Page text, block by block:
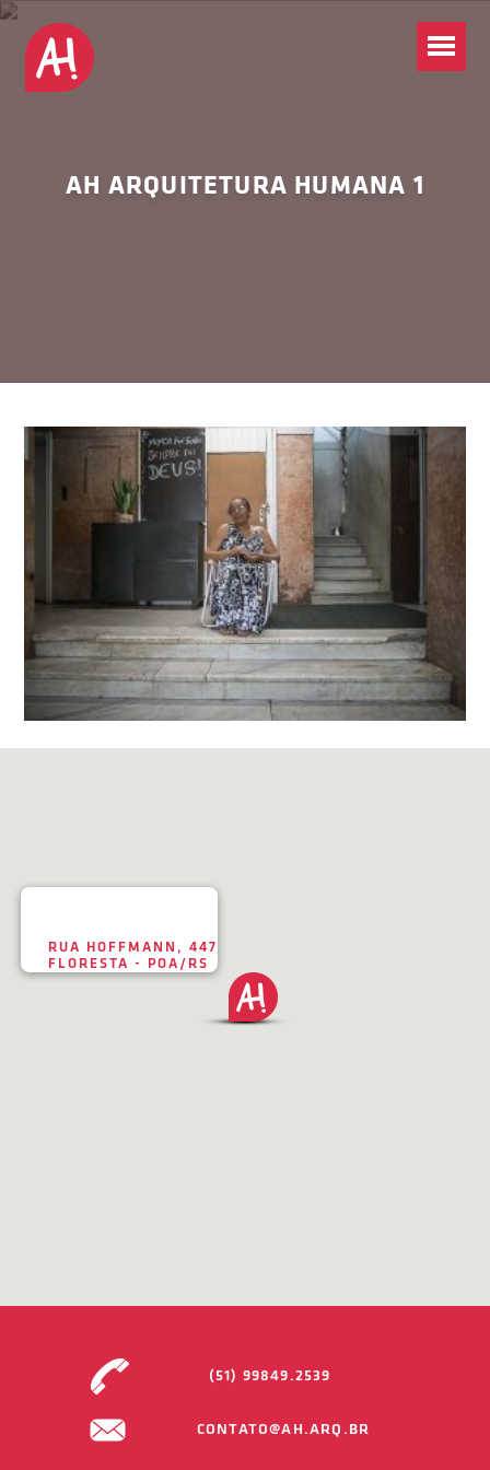
AH ARQUITETURA HUMANA 1
RUA HOFFMANN, 447
FLORESTA - POA/RS
(51) 99849.2539
CONTATO@AH.ARQ.BR